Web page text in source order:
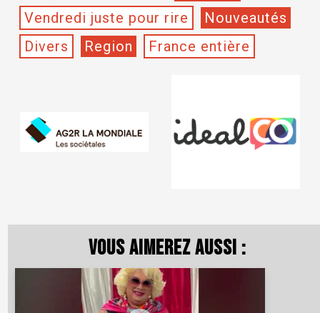
Vendredi juste pour rire
Nouveautés
Divers
Region France entière
Vous aimerez aussi :